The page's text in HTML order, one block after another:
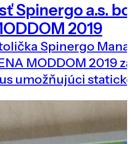
Spinergo a.s.
2019
Spinergo
MODDOM 2019
umožňujúci